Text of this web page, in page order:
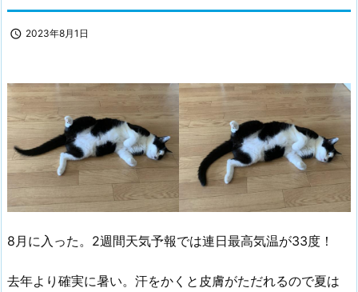
 2023年8月1日
8月に入った。2週間天気予報では連日最高気温が33度！
去年より確実に暑い。汗をかくと皮膚がただれるので夏は